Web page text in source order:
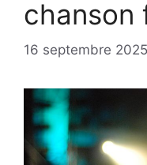
chanson
16 septembre 2025